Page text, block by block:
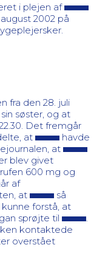
i plejen af
2002 på
fra den 28. juli
søster, og at
Det fremgår
at
havde
at
blev givet
600 mg og
af
at
så
forstå, at
sprøjte til
kontaktede
overstået